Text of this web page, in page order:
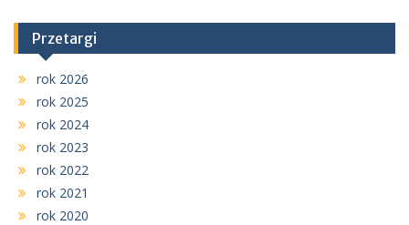
Przetargi
rok 2026
rok 2025
rok 2024
rok 2023
rok 2022
rok 2021
rok 2020